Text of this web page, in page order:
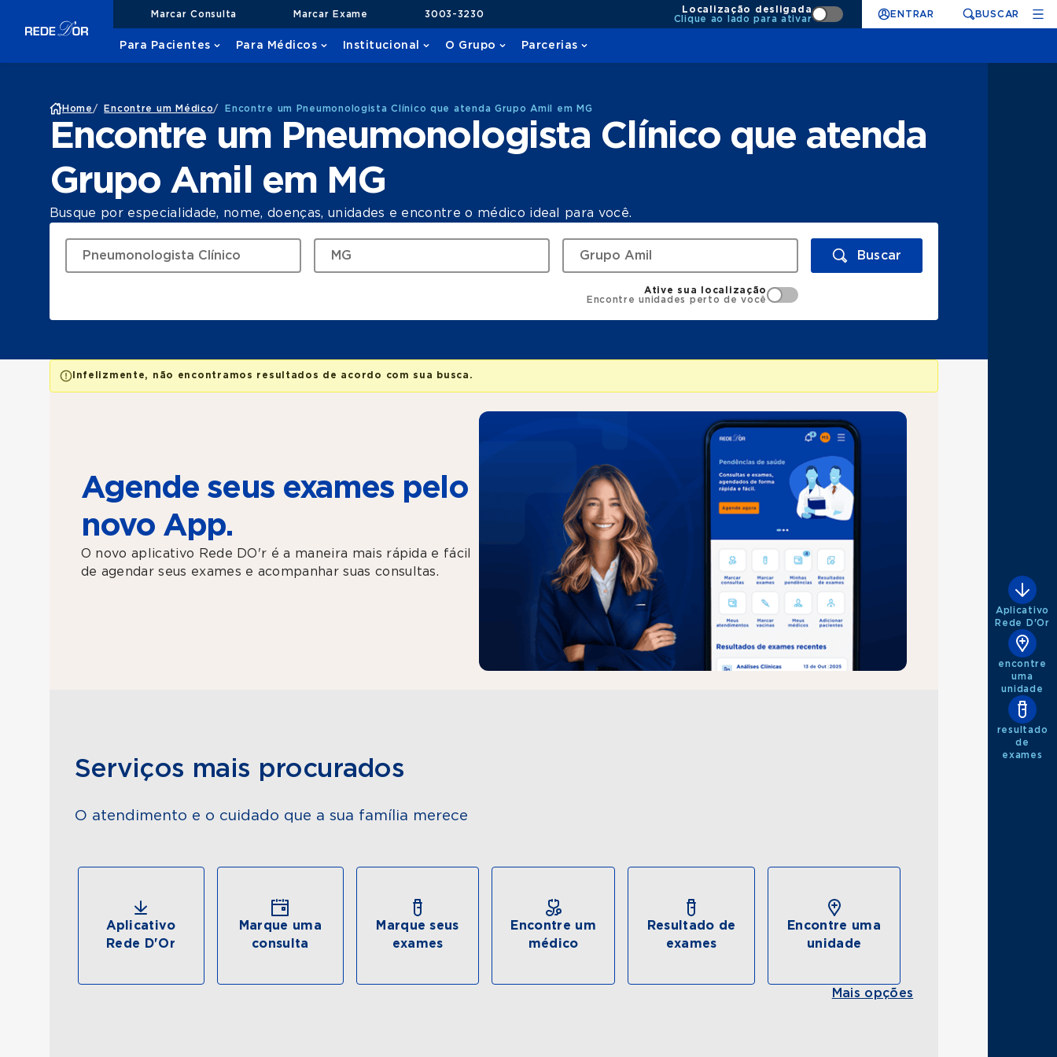
Marcar Consulta Marcar Exame 3003-3230
Localização desligada
Clique ao lado para ativar
ENTRAR BUSCAR
Para Pacientes Para Médicos Institucional O Grupo Parcerias
Home / Encontre um Médico/ Encontre um Pneumonologista Clínico que atenda Grupo Amil em MG
Encontre um Pneumonologista Clínico que atenda
Grupo Amil em MG
Busque por especialidade, nome, doenças, unidades e encontre o médico ideal para você.
Buscar
Ative sua localização
Encontre unidades perto de você
Infelizmente, não encontramos resultados de acordo com sua busca.
Agende seus exames pelo
novo App.
O novo aplicativo Rede DO'r é a maneira mais rápida e fácil
de agendar seus exames e acompanhar suas consultas.
Serviços mais procurados
O atendimento e o cuidado que a sua família merece
Aplicativo
Rede D'Or
Marque uma
consulta
Marque seus
exames
Encontre um
médico
Resultado de
exames
Encontre uma
unidade
Mais opções
Aplicativo
Rede D'Or
encontre
uma
unidade
resultado
de
exames